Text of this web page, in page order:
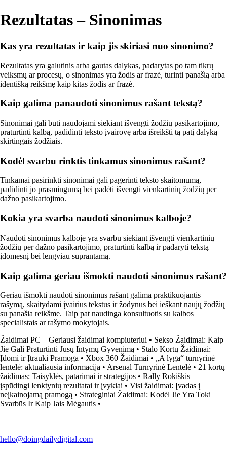
Rezultatas – Sinonimas
Kas yra rezultatas ir kaip jis skiriasi nuo sinonimo?
Rezultatas yra galutinis arba gautas dalykas, padarytas po tam tikrų
veiksmų ar procesų, o sinonimas yra žodis ar frazė, turinti panašią arba
identišką reikšmę kaip kitas žodis ar frazė.
Kaip galima panaudoti sinonimus rašant tekstą?
Sinonimai gali būti naudojami siekiant išvengti žodžių pasikartojimo,
praturtinti kalbą, padidinti teksto įvairovę arba išreikšti tą patį dalyką
skirtingais žodžiais.
Kodėl svarbu rinktis tinkamus sinonimus rašant?
Tinkamai pasirinkti sinonimai gali pagerinti teksto skaitomumą,
padidinti jo prasmingumą bei padėti išvengti vienkartinių žodžių per
dažno pasikartojimo.
Kokia yra svarba naudoti sinonimus kalboje?
Naudoti sinonimus kalboje yra svarbu siekiant išvengti vienkartinių
žodžių per dažno pasikartojimo, praturtinti kalbą ir padaryti tekstą
įdomesnį bei lengviau suprantamą.
Kaip galima geriau išmokti naudoti sinonimus rašant?
Geriau išmokti naudoti sinonimus rašant galima praktikuojantis
rašymą, skaitydami įvairius tekstus ir žodynus bei ieškant naujų žodžių
su panašia reikšme. Taip pat naudinga konsultuotis su kalbos
specialistais ar rašymo mokytojais.
Žaidimai PC – Geriausi žaidimai kompiuteriui • Sekso Žaidimai: Kaip
Jie Gali Praturtinti Jūsų Intymų Gyvenimą • Stalo Kortų Žaidimai:
Įdomi ir Įtrauki Pramoga • Xbox 360 Žaidimai • „A lyga“ turnyrinė
lentelė: aktualiausia informacija • Arsenal Turnyrinė Lentelė • 21 kortų
žaidimas: Taisyklės, patarimai ir strategijos • Rally Rokiškis –
įspūdingi lenktynių rezultatai ir įvykiai • Visi žaidimai: Įvadas į
neįkainojamą pramogą • Strateginiai Žaidimai: Kodėl Jie Yra Toki
Svarbūs Ir Kaip Jais Mėgautis •
hello@doingdailydigital.com